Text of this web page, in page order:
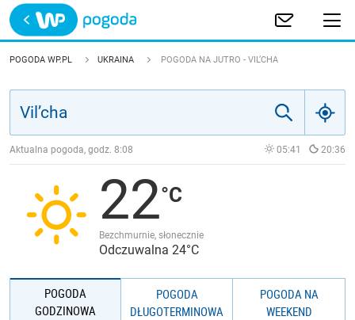
Trwa ładowanie
POLSKA
JAKOŚĆ POWIETRZA
POGODA WP.PL UKRAINA POGODA NA JUTRO - VIL’CHA
Aktualna pogoda, godz. 8:08 05:41 20:36
22
Bezchmurnie, słonecznie
Odczuwalna 24°C
POGODA
GODZINOWA
POGODA
DŁUGOTERMINOWA
POGODA NA
WEEKEND